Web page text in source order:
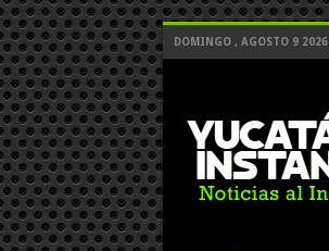
DOMINGO , AGOSTO 9 2026